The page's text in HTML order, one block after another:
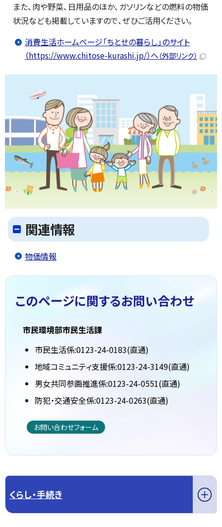
また、肉や野菜、日用品のほか、ガソリンなどの燃料の物価
状況なども掲載していますので、ぜひご活用ください。
消費生活ホームページ「ちとせの暮らし」のサイト
（https://www.chitose-kurashi.jp/）へ（外部リンク）
関連情報
物価情報
このページに関するお問い合わせ
市民環境部市民生活課
市民生活係:0123-24-0183(直通)
地域コミュニティ支援係:0123-24-3149(直通)
男女共同参画推進係:0123-24-0551(直通)
防犯・交通安全係:0123-24-0263(直通)
お問い合わせフォーム
くらし・手続き